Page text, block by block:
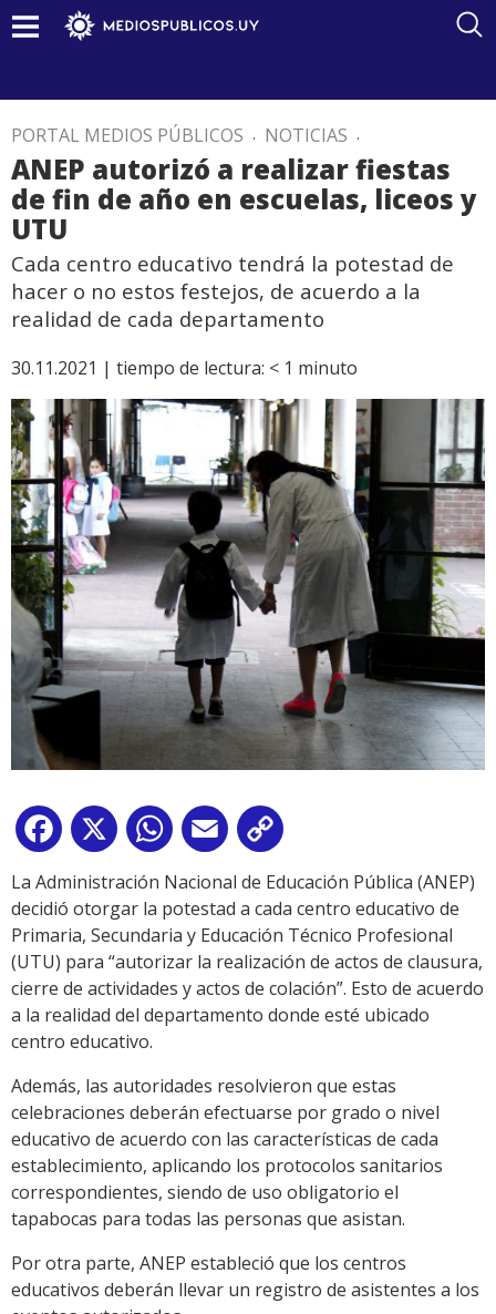
PORTAL MEDIOS PÚBLICOS . NOTICIAS .
ANEP autorizó a realizar fiestas
de fin de año en escuelas, liceos y
UTU
Cada centro educativo tendrá la potestad de
hacer o no estos festejos, de acuerdo a la
realidad de cada departamento
30.11.2021 | tiempo de lectura: < 1 minuto
Facebook
X WhatsApp
Email
Link
La Administración Nacional de Educación Pública (ANEP)
decidió otorgar la potestad a cada centro educativo de
Primaria, Secundaria y Educación Técnico Profesional
(UTU) para “autorizar la realización de actos de clausura,
cierre de actividades y actos de colación”. Esto de acuerdo
a la realidad del departamento donde esté ubicado
centro educativo.
Además, las autoridades resolvieron que estas
celebraciones deberán efectuarse por grado o nivel
educativo de acuerdo con las características de cada
establecimiento, aplicando los protocolos sanitarios
correspondientes, siendo de uso obligatorio el
tapabocas para todas las personas que asistan.
Por otra parte, ANEP estableció que los centros
educativos deberán llevar un registro de asistentes a los